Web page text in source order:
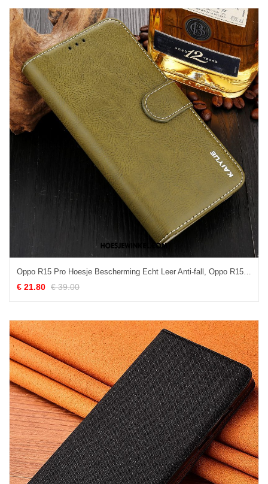
Oppo R15 Pro Hoesje Bescherming Echt Leer Anti-fall, Oppo R15 Pro Hoesje Licht Zacht
€ 21.80 € 39.00